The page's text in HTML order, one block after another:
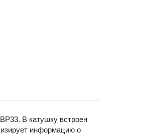
В катушку встроен
информацию о